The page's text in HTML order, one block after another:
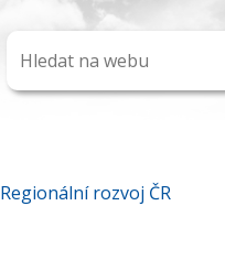
Regionální rozvoj ČR